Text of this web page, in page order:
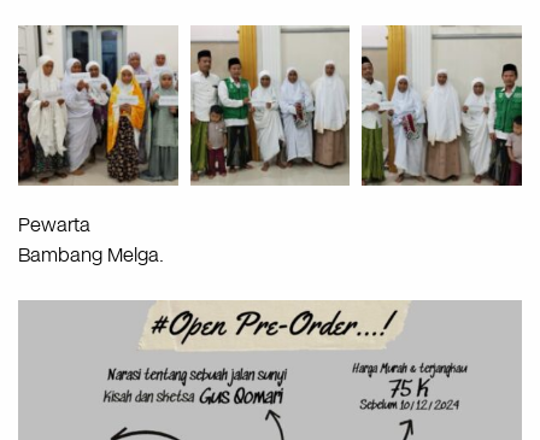
Pewarta
Bambang Melga.